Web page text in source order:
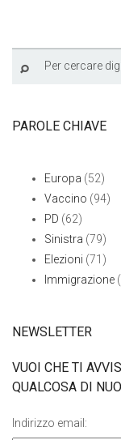
PAROLE CHIAVE
Europa (52)
Vaccino (94)
PD (62)
Sinistra (79)
Elezioni (71)
Immigrazione
NEWSLETTER
VUOI CHE TI
QUALCOSA DI
Indirizzo email: